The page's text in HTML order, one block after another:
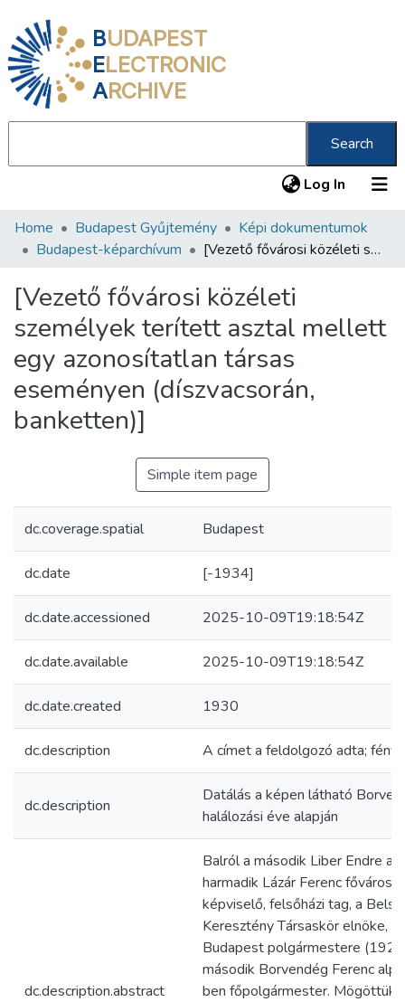
BUDAPEST
ELECTRONIC
ARCHIVE
Search
Log In (current)
Communities & Collections
Statistics
About us
Home Budapest Gyűjtemény
Képi dokumentumok
Budapest-képarchívum
[Vezető fővárosi közéleti személyek terített asztal mellett egy azonosítatlan társas eseményen (díszvacsorán, banketten)]
[Vezető fővárosi közéleti
személyek terített asztal mellett
egy azonosítatlan társas
eseményen (díszvacsorán,
banketten)]
Simple item page
dc.coverage.spatial Budapest
dc.date [-1934]
dc.date.accessioned 2025-10-09T19:18:54Z
dc.date.available 2025-10-09T19:18:54Z
dc.date.created 1930
dc.description A címet a feldolgozó adta;
dc.description
Datálás a képen látható
halálozási éve alapján
dc.description.abstract
Balról a második Liber Endre
harmadik Lázár Ferenc fővárosi
képviselő, felsőházi tag, a
Keresztény Társaskör elnöke,
Budapest polgármestere
második Borvendég Ferenc
ben főpolgármester. Mögöttük